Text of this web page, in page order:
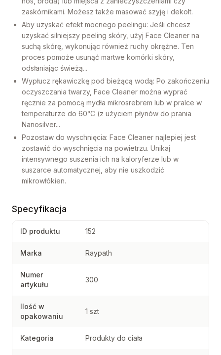
zaskórnikami. Możesz także masować szyję i dekolt.
Aby uzyskać efekt mocnego peelingu: Jeśli chcesz
uzyskać silniejszy peeling skóry, użyj Face Cleaner na
suchą skórę, wykonując również ruchy okrężne. Ten
proces pomoże usunąć martwe komórki skóry,
odsłaniając świeżą...
Wypłucz rękawiczkę pod bieżącą wodą: Po zakończeniu
oczyszczania twarzy, Face Cleaner można wyprać
ręcznie za pomocą mydła mikrosrebrem lub w pralce w
temperaturze do 60°C (z użyciem płynów do prania
Nanosilver...
Pozostaw do wyschnięcia: Face Cleaner najlepiej jest
zostawić do wyschnięcia na powietrzu. Unikaj
intensywnego suszenia ich na kaloryferze lub w
suszarce automatycznej, aby nie uszkodzić
mikrowłókien.
Specyfikacja
ID produktu 152
Marka Raypath
Numer
artykułu
300
Ilość w
opakowaniu
1 szt
Kategoria Produkty do ciała